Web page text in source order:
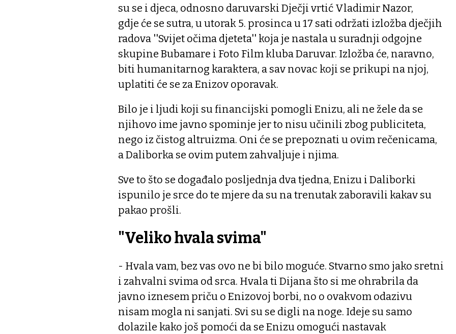
su se i djeca, odnosno daruvarski Dječji vrtić Vladimir Nazor,
gdje će se sutra, u utorak 5. prosinca u 17 sati održati izložba dječjih
radova ''Svijet očima djeteta'' koja je nastala u suradnji odgojne
skupine Bubamare i Foto Film kluba Daruvar. Izložba će, naravno,
biti humanitarnog karaktera, a sav novac koji se prikupi na njoj,
uplatiti će se za Enizov oporavak.
Bilo je i ljudi koji su financijski pomogli Enizu, ali ne žele da se
njihovo ime javno spominje jer to nisu učinili zbog publiciteta,
nego iz čistog altruizma. Oni će se prepoznati u ovim rečenicama,
a Daliborka se ovim putem zahvaljuje i njima.
Sve to što se događalo posljednja dva tjedna, Enizu i Daliborki
ispunilo je srce do te mjere da su na trenutak zaboravili kakav su
pakao prošli.
"Veliko hvala svima"
- Hvala vam, bez vas ovo ne bi bilo moguće. Stvarno smo jako sretni
i zahvalni svima od srca. Hvala ti Dijana što si me ohrabrila da
javno iznesem priču o Enizovoj borbi, no o ovakvom odazivu
nisam mogla ni sanjati. Svi su se digli na noge. Ideje su samo
dolazile kako još pomoći da se Enizu omogući nastavak